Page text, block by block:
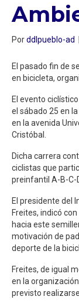
Porddlpueblo-ad |
El pasado fin de
en bicicleta,
El evento
el sábado 25 en
en la avenida
Cristóbal.
Dicha carrera
ciclistas que
preinfantil A-B-C-
El presidente del
Freites, indicó
hacia este
motivación de
deporte de la
Freites, de igual
en la
previsto